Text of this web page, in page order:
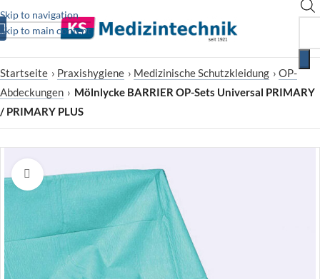
Skip to navigation
Skip to main content
Startseite › Praxishygiene › Medizinische Schutzkleidung › OP-
Abdeckungen › Mölnlycke BARRIER OP-Sets Universal PRIMARY
/ PRIMARY PLUS
Zum Vergrößern klicken